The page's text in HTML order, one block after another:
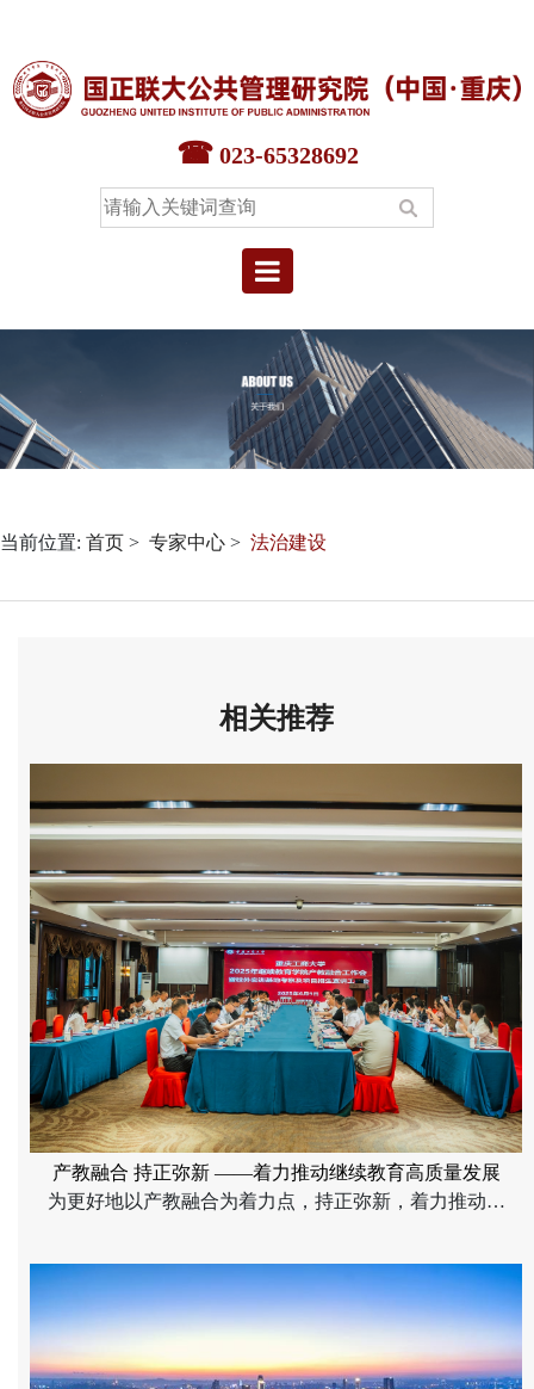
023-65328692
首页
专家中心
当前位置: 首页 专家中心 法治建设
相关推荐
产教融合 持正弥新 ——着力推动继续教育高质量发展
为更好地以产教融合为着力点，持正弥新，着力推动重
目招生宣讲为抓手，联合校友资源，在典雅华美达广场
酒店组织召开了“2025年继续教育产教融合工作会暨校外
实训基地考察及项目招生宣讲工作会”，继续教育学院院
长王燕及院务会成员、重庆国正联大公共管理研究院执